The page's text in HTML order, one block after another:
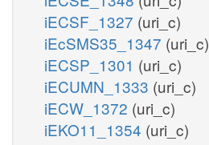
iECSF_1327 (uri_c)
iEcSMS35_1347 (uri_c)
iECSP_1301 (uri_c)
iECUMN_1333 (uri_c)
iECW_1372 (uri_c)
iEKO11_1354 (uri_c)